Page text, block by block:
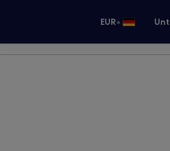
EUR•